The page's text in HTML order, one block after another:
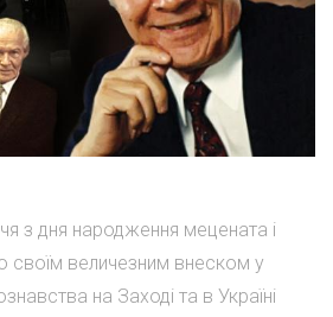
з дня народження мецената і
своїм величезним внеском у
на Заході та в Україні